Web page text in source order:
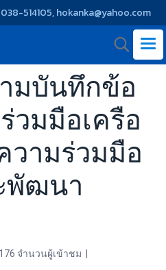
514105, hokanka@yahoo.com
มบันทึกข้อ
วมมือเครือ
ามร่วมมือ
พัฒนา
จำนวนผู้เข้าชม